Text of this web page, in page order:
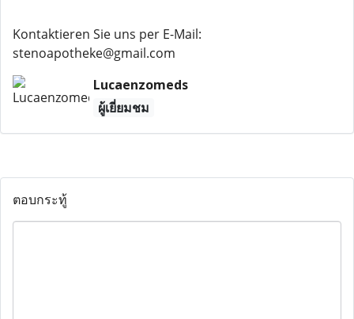
Kontaktieren Sie uns per E-Mail:
stenoapotheke@gmail.com
Lucaenzomeds
ผู้เยี่ยมชม
ตอบกระทู้